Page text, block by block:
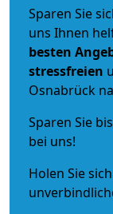
Sparen Sie
uns Ihnen
besten
stressfreien
Osnabrück
Sparen Sie
bei uns!
Holen Sie